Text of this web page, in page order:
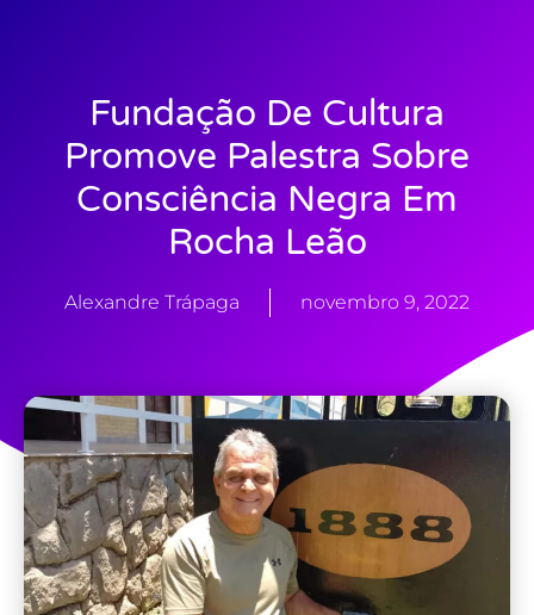
Fundação De Cultura
Promove Palestra Sobre
Consciência Negra Em
Rocha Leão
Alexandre Trápaga novembro 9, 2022